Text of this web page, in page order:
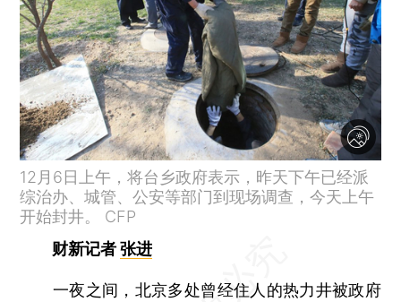
12月6日上午，将台乡政府表示，昨天下午已经派
综治办、城管、公安等部门到现场调查，今天上午
开始封井。 CFP
财新记者张进
一夜之间，北京多处曾经住人的热力井被政府